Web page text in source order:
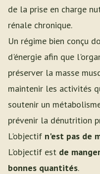
de la prise en charge
rénale chronique.
Un régime bien conçu
d'énergie afin que
préserver la masse
maintenir les activités
soutenir un
prévenir la dénutrition
L'objectif n'est pas de
L'objectif est de
bonnes quantités.